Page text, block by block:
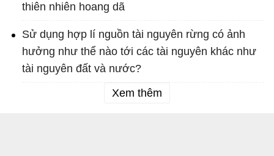
thiên nhiên hoang dã
Sử dụng hợp lí nguồn tài nguyên rừng có ảnh
hưởng như thể nào tới các tài nguyên khác như
tài nguyên đất và nước?
Xem thêm